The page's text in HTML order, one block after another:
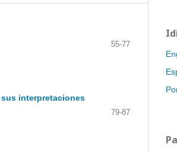
55-77
sus interpretaciones
79-87